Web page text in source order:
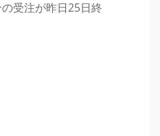
受注が昨日25日終